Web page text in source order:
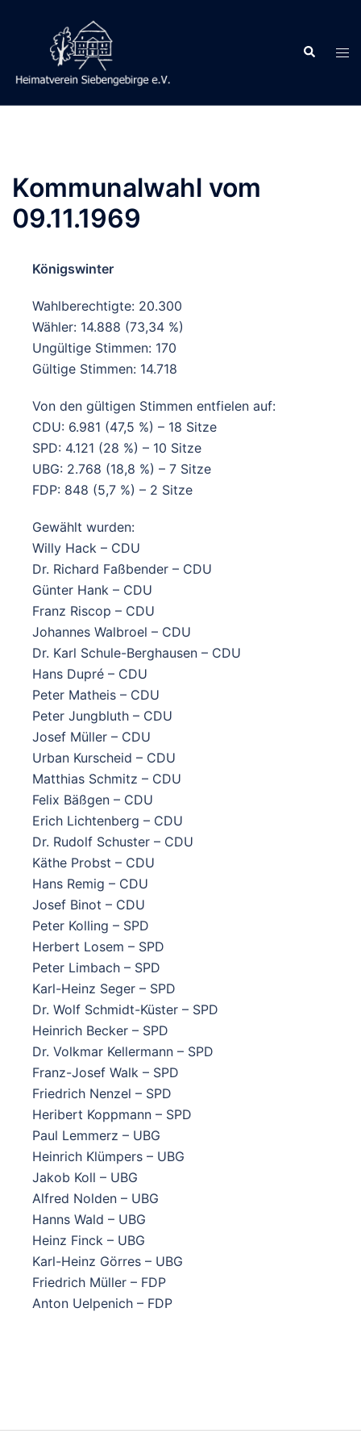
springen
Suche
Kommunalwahl vom
09.11.1969
Königswinter
Wahlberechtigte: 20.300
Wähler: 14.888 (73,34 %)
Ungültige Stimmen: 170
Gültige Stimmen: 14.718
Von den gültigen Stimmen entfielen auf:
CDU: 6.981 (47,5 %) – 18 Sitze
SPD: 4.121 (28 %) – 10 Sitze
UBG: 2.768 (18,8 %) – 7 Sitze
FDP: 848 (5,7 %) – 2 Sitze
Gewählt wurden:
Willy Hack – CDU
Dr. Richard Faßbender – CDU
Günter Hank – CDU
Franz Riscop – CDU
Johannes Walbroel – CDU
Dr. Karl Schule-Berghausen – CDU
Hans Dupré – CDU
Peter Matheis – CDU
Peter Jungbluth – CDU
Josef Müller – CDU
Urban Kurscheid – CDU
Matthias Schmitz – CDU
Felix Bäßgen – CDU
Erich Lichtenberg – CDU
Dr. Rudolf Schuster – CDU
Käthe Probst – CDU
Hans Remig – CDU
Josef Binot – CDU
Peter Kolling – SPD
Herbert Losem – SPD
Peter Limbach – SPD
Karl-Heinz Seger – SPD
Dr. Wolf Schmidt-Küster – SPD
Heinrich Becker – SPD
Dr. Volkmar Kellermann – SPD
Franz-Josef Walk – SPD
Friedrich Nenzel – SPD
Heribert Koppmann – SPD
Paul Lemmerz – UBG
Heinrich Klümpers – UBG
Jakob Koll – UBG
Alfred Nolden – UBG
Hanns Wald – UBG
Heinz Finck – UBG
Karl-Heinz Görres – UBG
Friedrich Müller – FDP
Anton Uelpenich – FDP